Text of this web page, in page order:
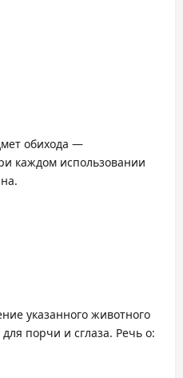
обихода —
каждом использовании
указанного животного
порчи и сглаза. Речь о: